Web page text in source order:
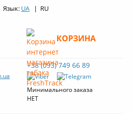
Язык: UA | RU
+38 (093) 749 66 89
Минимального заказа
НЕТ
КОРЗИНА